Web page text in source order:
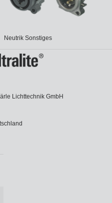
Neutrik Sonstiges
Lichttechnik GmbH